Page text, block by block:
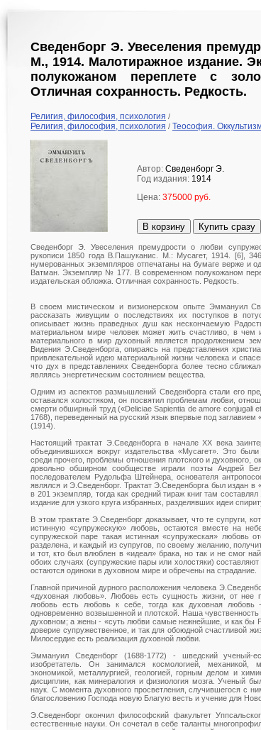
Сведенборг Э. Увеселения
М., 1914. Малотиражное издание.
полукожаном переплете с
Отличная сохранность. Редкость.
Религия, философия, психология /
Религия, философия, психология / Теософия.
Автор: Сведенборг Э.
Год издания: 1914
Цена: 375000 руб.
В корзину Купить сразу
Сведенборг Э. Увеселения премудрости о любви
рукописи 1850 года В.Пашуканис. М.: Мусагет, 1914. [6],
нумерованных экземпляров отпечатаны на бумаге верже и
Ватман. Экземпляр № 177. В современном полукожаном
издательская обложка. Отличная сохранность. Редкость.
В своем мистическом и визионерском опыте Эммануил
рассказать живущим о последствиях их поступков в
описывает жизнь праведных душ как нескончаемую
материальном мире человек может жить счастливо, в чем
материального в мир духовный является продолжением
Видения Э.Сведенборга, опираясь на представления
привлекательной идею материальной жизни человека и
что дух в представлениях Сведенборга более тесно
являясь энергетическим состоянием вещества.
Одним из аспектов размышлений Сведенборга стали его
оставался холостяком, он посвятил проблемам любви,
смерти обширный труд («Deliciae Sapientia de amore conjugali
1768), переведенный на русский язык впервые под
(1914).
Настоящий трактат Э.Сведенборга в начале ХХ века
объединившихся вокруг издательства «Мусагет». Это
среди прочего, проблемы отношения плотского и духовного,
довольно обширном сообществе играли поэты Андрей
последователем Рудольфа Штейнера, основателя
являлся и Э.Сведенборг. Трактат Э.Сведенборга был издан
в 201 экземпляр, тогда как средний тираж книг там
издание для узкого круга избранных, разделявших идеи
В этом трактате Э.Сведенборг доказывает, что те супруги,
истинную «супружескую» любовь, остаются вместе на
супружеской паре такая истинная «супружеская» любовь
разделена, и каждый из супругов, по своему желанию,
и тот, кто был влюблен в «идеал» брака, но так и не смог
обоих случаях (супружеские пары или холостяки)
остаются одиноки в духовном мире и обречены на страдание.
Главной причиной дурного расположения человека
«духовная любовь». Любовь есть сущность жизни, от
любовь есть любовь к себе, тогда как духовная
одновременно возвышенной и плотской. Наша
духовном; а жены - «суть любви самые нежнейшие, и как бы
доверие супружественное, и так для обоюдной счастливой
Милосердие есть реализация духовной любви.
Эммануил Сведенборг (1688-1772) - шведский ученый-
изобретатель. Он занимался космологией, механикой,
экономикой, металлургией, геологией, горным делом и
дисциплин, как минералогия и физиология мозга. Ученый
наук. С момента духовного просветления, случившегося с
благословению Господа новую Благую весть и учение для
Э.Сведенборг окончил философский факультет
естественные науки. Он сочетал в себе таланты